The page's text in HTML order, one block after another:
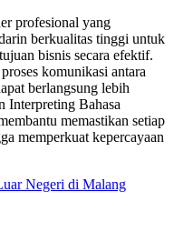
profesional yang
berkualitas tinggi untuk
bisnis secara efektif.
komunikasi antara
berlangsung lebih
Interpreting Bahasa
memastikan setiap
memperkuat kepercayaan
Negeri di Malang